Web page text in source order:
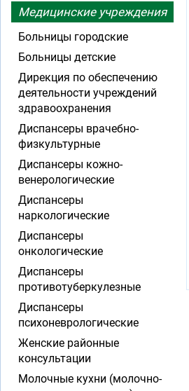
Медицинские учреждения
Больницы городские
Больницы детские
Дирекция по обеспечению
деятельности учреждений
здравоохранения
Диспансеры врачебно-
физкультурные
Диспансеры кожно-
венерологические
Диспансеры
наркологические
Диспансеры
онкологические
Диспансеры
противотуберкулезные
Диспансеры
психоневрологические
Женские районные
консультации
Молочные кухни (молочно-